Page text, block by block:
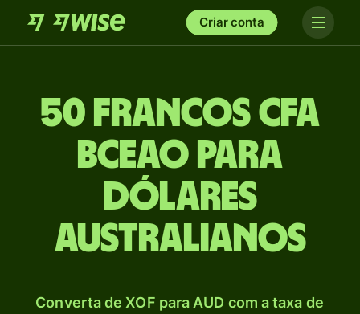
Criar conta
50 Francos CFA
BCEAO para
Dólares
australianos
Converta de XOF para AUD com a taxa de